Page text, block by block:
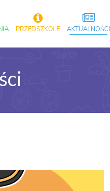
PRZEDSZKOLE AKTUALNOŚCI